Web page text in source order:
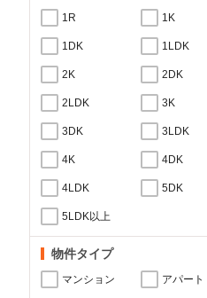
1R 1K
1DK 1LDK
2K 2DK
2LDK 3K
3DK 3LDK
4K 4DK
4LDK 5DK
5LDK以上
物件タイプ
マンション アパート